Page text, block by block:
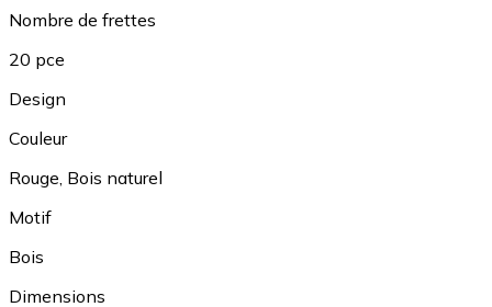
Nombre de frettes
20 pce
Design
Couleur
Rouge Bois naturel
Motif
Bois
Dimensions